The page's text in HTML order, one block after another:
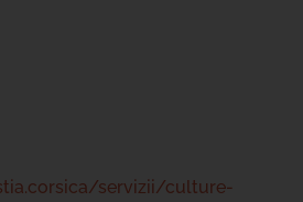
servizii/culture-